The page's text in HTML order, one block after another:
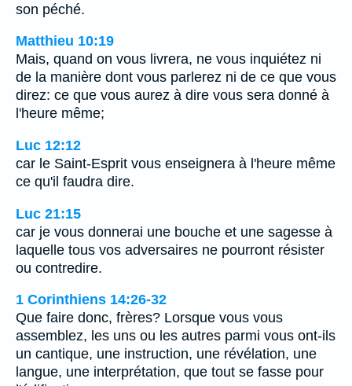
son péché.
Matthieu 10:19
Mais, quand on vous livrera, ne vous inquiétez ni
de la manière dont vous parlerez ni de ce que vous
direz: ce que vous aurez à dire vous sera donné à
l'heure même;
Luc 12:12
car le Saint-Esprit vous enseignera à l'heure même
ce qu'il faudra dire.
Luc 21:15
car je vous donnerai une bouche et une sagesse à
laquelle tous vos adversaires ne pourront résister
ou contredire.
1 Corinthiens 14:26-32
Que faire donc, frères? Lorsque vous vous
assemblez, les uns ou les autres parmi vous ont-ils
un cantique, une instruction, une révélation, une
langue, une interprétation, que tout se fasse pour